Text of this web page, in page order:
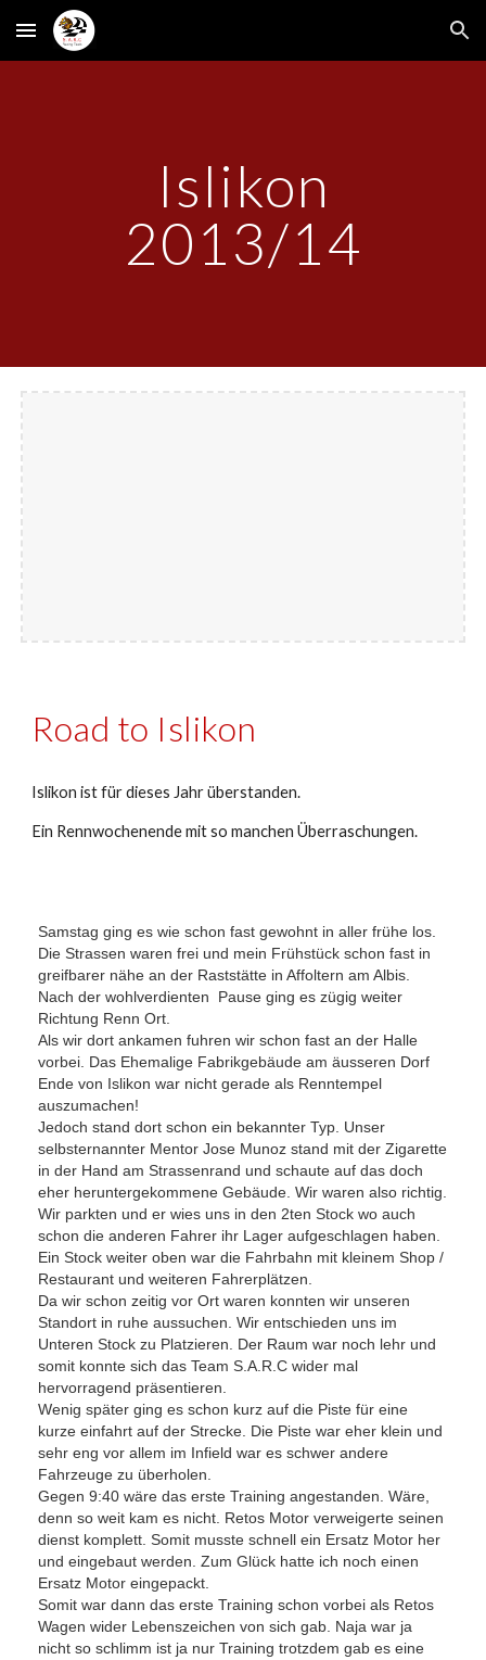
Skip to main content Skip to navigation
Islikon
2013/14
Road to Islikon
Islikon ist für dieses Jahr überstanden.
Ein Rennwochenende mit so manchen Überraschungen.
Samstag ging es wie schon fast gewohnt in aller frühe los.
Die Strassen waren frei und mein Frühstück schon fast in
greifbarer nähe an der Raststätte in Affoltern am Albis.
Nach der wohlverdienten Pause ging es zügig weiter
Richtung Renn Ort.
Als wir dort ankamen fuhren wir schon fast an der Halle
vorbei. Das Ehemalige Fabrikgebäude am äusseren Dorf
Ende von Islikon war nicht gerade als Renntempel
auszumachen!
Jedoch stand dort schon ein bekannter Typ. Unser
selbsternannter Mentor Jose Munoz stand mit der Zigarette
in der Hand am Strassenrand und schaute auf das doch
eher heruntergekommene Gebäude. Wir waren also richtig.
Wir parkten und er wies uns in den 2ten Stock wo auch
schon die anderen Fahrer ihr Lager aufgeschlagen haben.
Ein Stock weiter oben war die Fahrbahn mit kleinem Shop /
Restaurant und weiteren Fahrerplätzen.
Da wir schon zeitig vor Ort waren konnten wir unseren
Standort in ruhe aussuchen. Wir entschieden uns im
Unteren Stock zu Platzieren. Der Raum war noch lehr und
somit konnte sich das Team S.A.R.C wider mal
hervorragend präsentieren.
Wenig später ging es schon kurz auf die Piste für eine
kurze einfahrt auf der Strecke. Die Piste war eher klein und
sehr eng vor allem im Infield war es schwer andere
Fahrzeuge zu überholen.
Gegen 9:40 wäre das erste Training angestanden. Wäre,
denn so weit kam es nicht. Retos Motor verweigerte seinen
dienst komplett. Somit musste schnell ein Ersatz Motor her
und eingebaut werden. Zum Glück hatte ich noch einen
Ersatz Motor eingepackt.
Somit war dann das erste Training schon vorbei als Retos
Wagen wider Lebenszeichen von sich gab. Naja war ja
nicht so schlimm ist ja nur Training trotzdem gab es eine